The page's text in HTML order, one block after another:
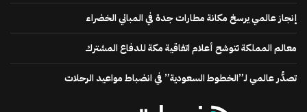
إنجاز عالمي يرسخ مكانة مطارات جدة في المباني الخضراء
معالم المملكة تتوشح أعلام اتفاقية مكة للدفاع المشترك
تصدُّر عالمي لـ”الخطوط السعودية” في انضباط مواعيد الرحلات